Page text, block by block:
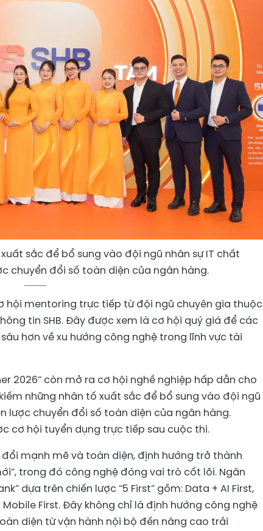
sắc để bổ sung vào đội ngũ nhân sự IT chất
chuyển đổi số toàn diện của ngân hàng.
hội mentoring trực tiếp từ đội ngũ chuyên gia thuộc
tin SHB. Đây được xem là cơ hội quý giá để các
hơn về xu hướng công nghệ trong lĩnh vực tài
2026” còn mở ra cơ hội nghề nghiệp hấp dẫn cho
những nhân tố xuất sắc để bổ sung vào đội ngũ
lược chuyển đổi số toàn diện của ngân hàng.
cơ hội tuyển dụng trực tiếp sau cuộc thi.
mạnh mẽ và toàn diện, định hướng trở thành
trong đó công nghệ đóng vai trò cốt lõi. Ngân
dựa trên chiến lược “5 First” gồm: Data + AI First,
Mobile First. Đây không chỉ là định hướng công nghệ
diện từ vận hành nội bộ đến nâng cao trải